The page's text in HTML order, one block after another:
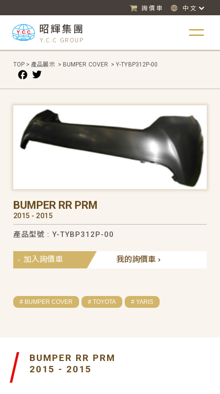
詢價車 中文
昭輝集團
Y.C.C GROUP
TOP > 產品展示 > BUMPER COVER > Y-TYBP312P-00
BUMPER RR PRM
2015 - 2015
產品型號 : Y-TYBP312P-00
我的詢價車
加入詢價車
# BUMPER COVER # TOYOTA # YARIS
BUMPER RR PRM
2015 - 2015